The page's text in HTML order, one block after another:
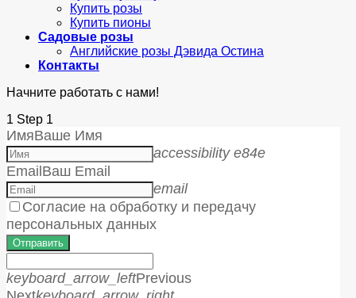
Купить розы
Купить пионы
Садовые розы
Английские розы Дэвида Остина
Контакты
Начните работать с нами!
1 Step 1
ИмяВаше Имя
accessibility e84e
EmailВаш Email
email
Согласие на обработку и передачу
персональных данных
Отправить
keyboard_arrow_leftPrevious